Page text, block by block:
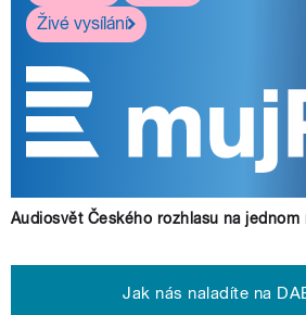
Živé vysílání
Audiosvět Českého rozhlasu na jednom
Jak nás naladíte na